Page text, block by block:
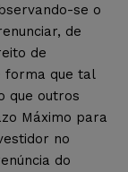
se o
de
de
forma que tal
que outros
Máximo para
no
do